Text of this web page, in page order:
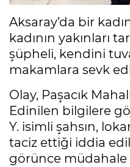
Aksaray’da bir
kadının yakınları
şüpheli, kendini
makamlara sevk
Olay, Paşacık
Edinilen bilgilere
Y. isimli şahsın,
taciz ettiği iddia
görünce